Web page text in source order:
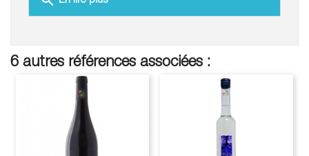
6 autres références associées :